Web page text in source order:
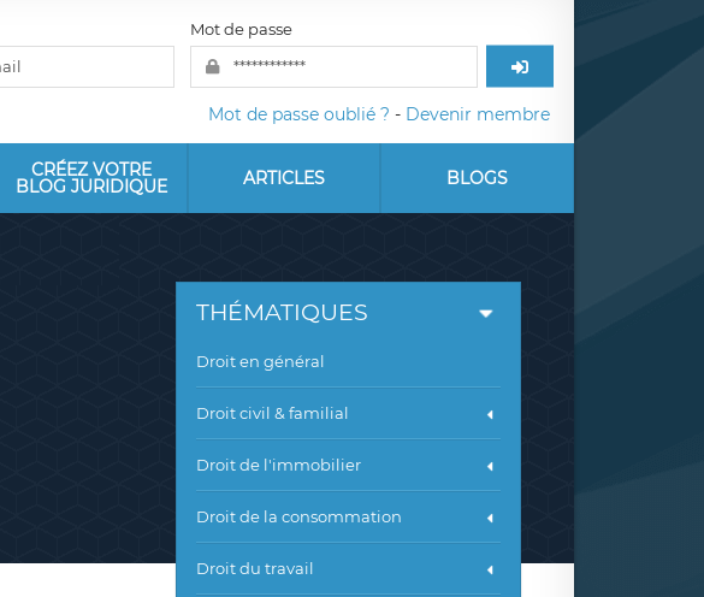
Mot de passe
Mot de passe oublié ? - Devenir membre
CRÉEZ VOTRE
BLOG JURIDIQUE ARTICLES BLOGS
THÉMATIQUES
Droit en général
Droit civil & familial
Droit de l'immobilier
Droit de la consommation
Droit du travail